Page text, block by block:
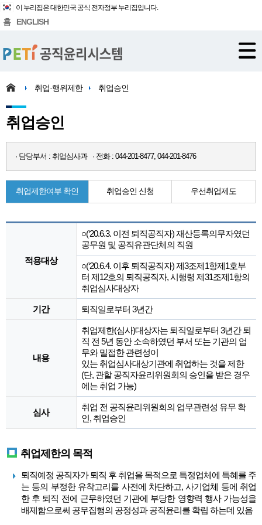
이 누리집은 대한민국 공식 전자정부 누리집입니다.
홈 ENGLISH
취업·행위제한 취업승인
취업승인
· 담당부서 : 취업심사과 · 전화 : 044-201-8477, 044-201-8476
취업제한여부 확인 취업승인 신청 우선취업제도
적용대상
○(‘20.6.3. 이전 퇴직공직자) 재산등록의무자였던
공무원 및 공직유관단체의 직원
○(‘20.6.4. 이후 퇴직공직자) 제3조제1항제1호부
터 제12호의 퇴직공직자, 시행령 제31조제1항의
취업심사대상자
기간 퇴직일로부터 3년간
내용
취업제한(심사)대상자는 퇴직일로부터 3년간 퇴
직 전 5년 동안 소속하였던 부서 또는 기관의 업
무와 밀접한 관련성이
있는 취업심사대상기관에 취업하는 것을 제한
(단, 관할 공직자윤리위원회의 승인을 받은 경우
에는 취업 가능)
심사
취업 전 공직윤리위원회의 업무관련성 유무 확
인, 취업승인
취업제한의 목적
퇴직예정 공직자가 퇴직 후 취업을 목적으로 특정업체에 특혜를 주
는 등의 부정한 유착고리를 사전에 차단하고, 사기업체 등에 취업
한 후 퇴직 전에 근무하였던 기관에 부당한 영향력 행사 가능성을
배제함으로써 공무집행의 공정성과 공직윤리를 확립 하는데 있음